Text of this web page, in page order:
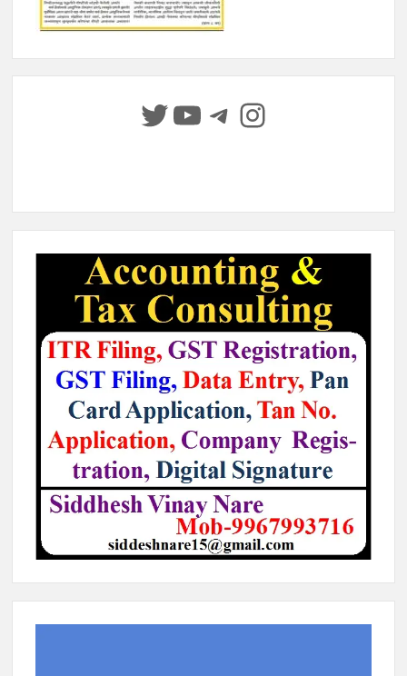
Twitter
YouTube
Telegram
Instagram